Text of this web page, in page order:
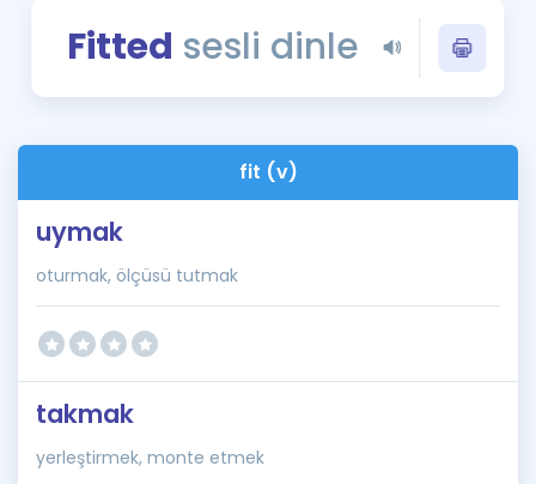
Blog
İngilizce Gramer
Fitted sesli dinle
fit (v)
uymak
oturmak, ölçüsü tutmak
takmak
yerleştirmek, monte etmek